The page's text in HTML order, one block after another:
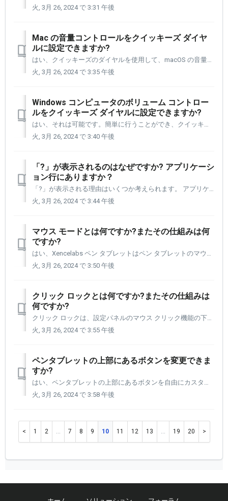
火, 3月 26, 2024 で 3:31 午後
Mac の音量コントロールをクイッキーズ ダイヤ
ルに設定できますか?
はい、クイッキーズのダイヤルを使用して、macOS の音量を上または下に調整できます。 まず、ダイヤル上の 4 つの選択肢の 1 つにボリューム コントロールを追加する必要があります。 以下の手順に従ってセットアップを進めてください。 まず設定パネルを開いてクイック キーを選択する必要があります。 ...
火, 3月 26, 2024 で 3:35 午後
Windows コンピュータのボリューム コントロー
ルをクイッキーズ ダイヤルに設定できますか?
はい、それは可能です。簡単に行うことができ、クイッキーズ ダイヤルのカスタマイズへの優れた入門書となります。 まず、設定パネルを開いて、クイッキーズのダイヤル コントロールにアクセスする必要があります。 右の画像は、ペン タブレットとクイッキーズの両方を持っている場合のデバイス ウィンドウがど...
火, 3月 26, 2024 で 3:40 午後
「?」が表示されるのはなぜですか? アプリケーシ
ョン行にありますか？
「?」が表示される理由はいくつか考えられます。 アプリケーション行に表示されます。 アプリケーションがアンインストールされたことが原因である可能性があります。 または、アプリケーションを更新して新しいバージョンとフォルダーを作成し、古いバージョンを削除しました。 どちらも「?」を生成します。 ...
火, 3月 26, 2024 で 3:44 午後
マウス モードとは何ですか?またその仕組みは何
ですか?
はい、Xencelabs ペン タブレットはペン タブレットのマウス モードをサポートしています。 マウス モードに関する FAQ をいくつか紹介します。 あなたのペンタブレットはマウスモードをサポートしていますか? タブレットはマウス モードをサポートしていますか? : Xencelabs ...
火, 3月 26, 2024 で 3:50 午後
クリック ロックとは何ですか?またその仕組みは
何ですか?
クリック ロックは、設定パネルのマウス クリック機能の下にある機能です。 これをボタン (ペン、タブレット、またはクイッキーズ) に割り当てる必要があります。これをアクティブにすると、長押しとして機能し、テキストの塊を取得できるようになります。 必要な内容を強調表示したら、もう一度押すと、テキストをクリップボー...
火, 3月 26, 2024 で 3:55 午後
ペンタブレットの上部にあるボタンを変更できま
すか?
はい、ペンタブレットの上部にあるボタンを自由にカスタマイズできます。 これらは、ペン タブレットのさまざまな側面を制御するように設定できるため、コントロール ボタンと呼ばれます。 デフォルトでは、(左から右に) 設定パネルの起動、圧力の調整、表示の切り替えに設定されています。 当社のペン...
火, 3月 26, 2024 で 3:58 午後
1 2 … 7 8 9 10 11 12 13 … 19 20